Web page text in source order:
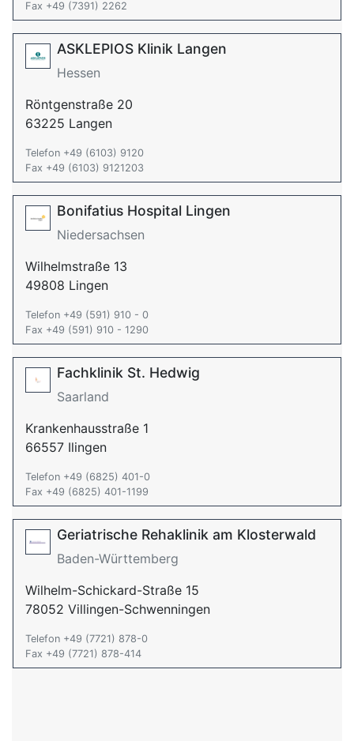
Fax +49 (7391) 2262
ASKLEPIOS Klinik Langen
Hessen
Röntgenstraße 20
63225 Langen
Telefon +49 (6103) 9120
Fax +49 (6103) 9121203
Bonifatius Hospital Lingen
Niedersachsen
Wilhelmstraße 13
49808 Lingen
Telefon +49 (591) 910 - 0
Fax +49 (591) 910 - 1290
Fachklinik St. Hedwig
Saarland
Krankenhausstraße 1
66557 Ilingen
Telefon +49 (6825) 401-0
Fax +49 (6825) 401-1199
Geriatrische Rehaklinik am Klosterwald
Baden-Württemberg
Wilhelm-Schickard-Straße 15
78052 Villingen-Schwenningen
Telefon +49 (7721) 878-0
Fax +49 (7721) 878-414